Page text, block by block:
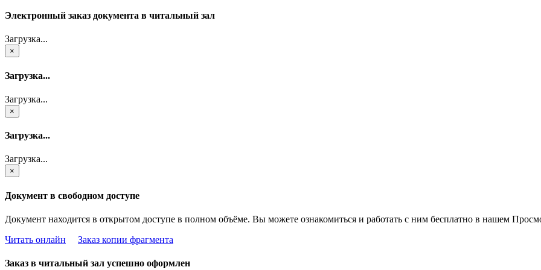
Электронный заказ документа в читальный зал
Загрузка...
×
Загрузка...
Загрузка...
×
Загрузка...
Загрузка...
×
Документ в свободном доступе
Документ находится в открытом доступе в полном объёме. Вы можете ознакомиться и работать с ним бесплатно в нашем
Читать онлайн
Заказ копии фрагмента
Заказ в читальный зал успешно оформлен